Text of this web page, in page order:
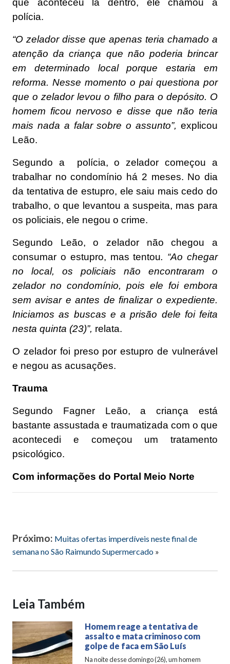
polícia.
“O zelador disse que apenas teria chamado a
atenção da criança que não poderia brincar
em determinado local porque estaria em
reforma. Nesse momento o pai questiona por
que o zelador levou o filho para o depósito. O
homem ficou nervoso e disse que não teria
mais nada a falar sobre o assunto”, explicou
Leão.
Segundo a polícia, o zelador começou a
trabalhar no condomínio há 2 meses. No dia
da tentativa de estupro, ele saiu mais cedo do
trabalho, o que levantou a suspeita, mas para
os policiais, ele negou o crime.
Segundo Leão, o zelador não chegou a
consumar o estupro, mas tentou. “Ao chegar
no local, os policiais não encontraram o
zelador no condomínio, pois ele foi embora
sem avisar e antes de finalizar o expediente.
Iniciamos as buscas e a prisão dele foi feita
nesta quinta (23)”, relata.
O zelador foi preso por estupro de vulnerável
e negou as acusações.
Trauma
Segundo Fagner Leão, a criança está
bastante assustada e traumatizada com o que
acontecedi e começou um tratamento
psicológico.
Com informações do Portal Meio Norte
Próximo: Muitas ofertas imperdíveis neste final de
semana no São Raimundo Supermercado »
Leia Também
Homem reage a tentativa de
assalto e mata criminoso com
golpe de faca em São Luís
Na noite desse domingo (26), um homem